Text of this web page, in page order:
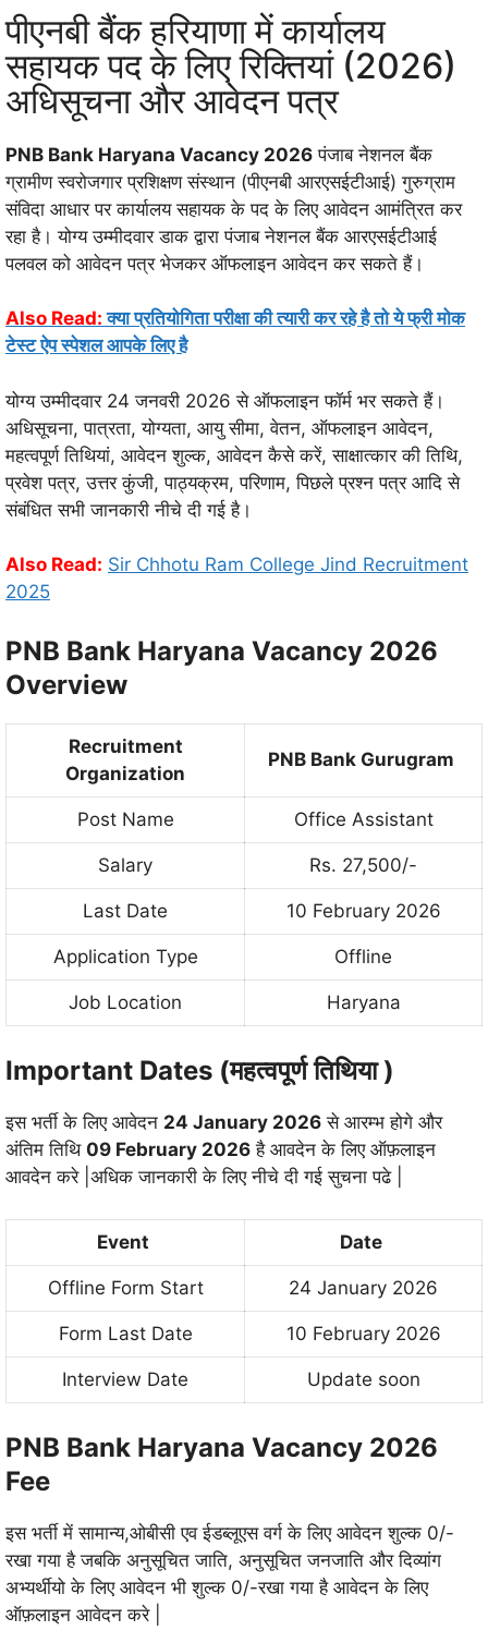
पीएनबी बैंक हरियाणा में कार्यालय
सहायक पद के लिए रिक्तियां (2026)
अधिसूचना और आवेदन पत्र
PNB Bank Haryana Vacancy 2026 पंजाब नेशनल बैंक
ग्रामीण स्वरोजगार प्रशिक्षण संस्थान (पीएनबी आरएसईटीआई) गुरुग्राम
संविदा आधार पर कार्यालय सहायक के पद के लिए आवेदन आमंत्रित कर
रहा है। योग्य उम्मीदवार डाक द्वारा पंजाब नेशनल बैंक आरएसईटीआई
पलवल को आवेदन पत्र भेजकर ऑफलाइन आवेदन कर सकते हैं।
Also Read: क्या प्रतियोगिता परीक्षा की त्यारी कर रहे है तो ये फ्री मोक
टेस्ट ऐप स्पेशल आपके लिए है
योग्य उम्मीदवार 24 जनवरी 2026 से ऑफलाइन फॉर्म भर सकते हैं।
अधिसूचना, पात्रता, योग्यता, आयु सीमा, वेतन, ऑफलाइन आवेदन,
महत्वपूर्ण तिथियां, आवेदन शुल्क, आवेदन कैसे करें, साक्षात्कार की तिथि,
प्रवेश पत्र, उत्तर कुंजी, पाठ्यक्रम, परिणाम, पिछले प्रश्न पत्र आदि से
संबंधित सभी जानकारी नीचे दी गई है।
Also Read: Sir Chhotu Ram College Jind Recruitment
2025
PNB Bank Haryana Vacancy 2026
Overview
Recruitment
Organization
PNB Bank Gurugram
Post Name Office Assistant
Salary Rs. 27,500/-
Last Date 10 February 2026
Application Type Offline
Job Location Haryana
Important Dates (महत्वपूर्ण तिथिया )
इस भर्ती के लिए आवेदन 24 January 2026 से आरम्भ होगे और
अंतिम तिथि 09 February 2026 है आवदेन के लिए ऑफ़लाइन
आवदेन करे |अधिक जानकारी के लिए नीचे दी गई सुचना पढे |
Event Date
Offline Form Start 24 January 2026
Form Last Date 10 February 2026
Interview Date Update soon
PNB Bank Haryana Vacancy 2026
Fee
इस भर्ती में सामान्य,ओबीसी एव ईडब्लूएस वर्ग के लिए आवेदन शुल्क 0/-
रखा गया है जबकि अनुसूचित जाति, अनुसूचित जनजाति और दिव्यांग
अभ्यर्थीयो के लिए आवेदन भी शुल्क 0/-रखा गया है आवेदन के लिए
ऑफ़लाइन आवेदन करे |